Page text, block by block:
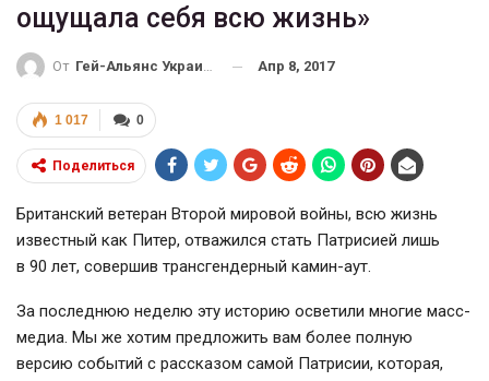
ощущала себя всю жизнь»
От Гей-Альянс Украина Апр 8, 2017
0
1 017
Поделиться
Британский ветеран Второй мировой войны, всю жизнь
известный как Питер, отважился стать Патрисией лишь
в 90 лет, совершив трансгендерный камин-аут.
За последнюю неделю эту историю осветили многие масс-
медиа. Мы же хотим предложить вам более полную
версию событий с рассказом самой Патрисии, которая,